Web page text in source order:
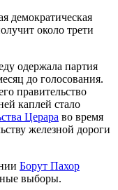
демократическая
около трети
одержала партия
до голосования.
правительство
каплей стало
Церара во время
железной дороги
Борут Пахор
выборы.